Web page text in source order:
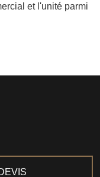
et l'unité parmi